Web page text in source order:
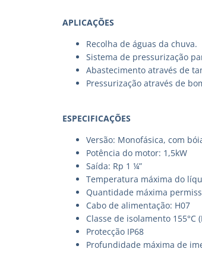
APLICAÇÕES
Recolha de águas da chuva.
Sistema de pressurização
Abastecimento através de
Pressurização através de
ESPECIFICAÇÕES
Versão: Monofásica, com
Potência do motor: 1,5kW
Saída: Rp 1 ¼”
Temperatura máxima do
Quantidade máxima
Cabo de alimentação: H07
Classe de isolamento 155°C
Protecção IP68
Profundidade máxima de